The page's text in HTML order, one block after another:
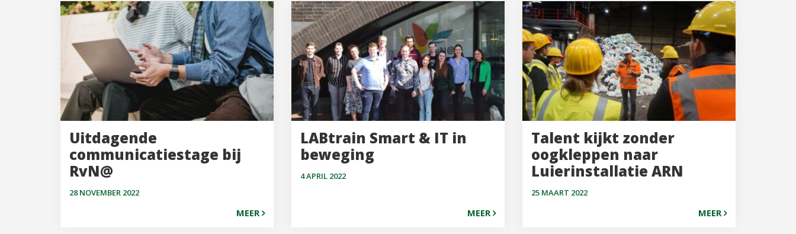
Uitdagende
communicatiestage bij
RvN@
28 NOVEMBER 2022
MEER
LABtrain Smart & IT in
beweging
4 APRIL 2022
MEER
Talent kijkt zonder
oogkleppen naar
Luierinstallatie ARN
25 MAART 2022
MEER